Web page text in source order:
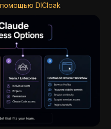
помощью DICloak.